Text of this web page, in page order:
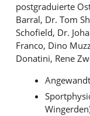
postgraduierte
Barral, Dr. Tom
Schofield, Dr.
Franco, Dino
Donatini, Rene